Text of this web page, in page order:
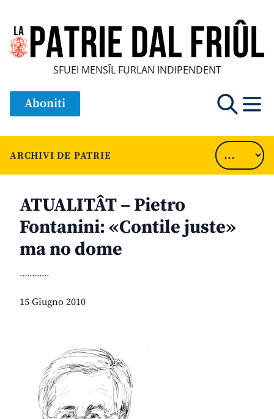
SFUEI MENSÎL FURLAN INDIPENDENT
Aboniti
ARCHIVI DE PATRIE
ATUALITÂT – Pietro
Fontanini: «Contile juste»
ma no dome
............
15 Giugno 2010